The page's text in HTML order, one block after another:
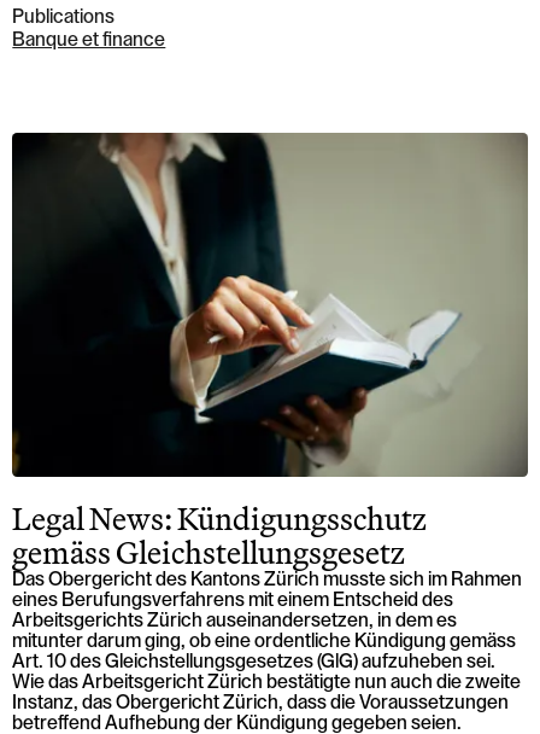
Publications
Banque et finance
Legal News: Kündigungsschutz
gemäss Gleichstellungsgesetz
Das Obergericht des Kantons Zürich musste sich im Rahmen
eines Berufungsverfahrens mit einem Entscheid des
Arbeitsgerichts Zürich auseinandersetzen, in dem es
mitunter darum ging, ob eine ordentliche Kündigung gemäss
Art. 10 des Gleichstellungsgesetzes (GlG) aufzuheben sei.
Wie das Arbeitsgericht Zürich bestätigte nun auch die zweite
Instanz, das Obergericht Zürich, dass die Voraussetzungen
betreffend Aufhebung der Kündigung gegeben seien.